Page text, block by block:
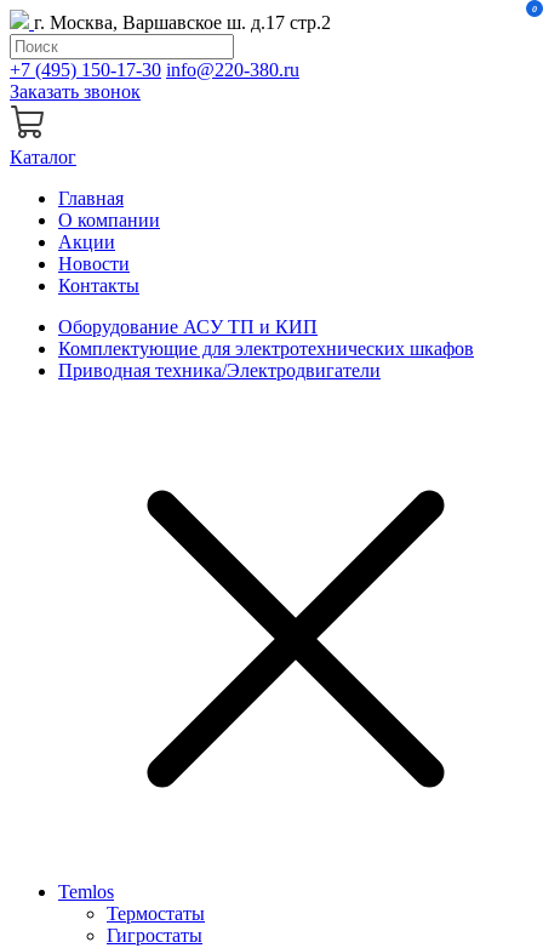
г. Москва, Варшавское ш. д.17 стр.2
+7 (495) 150-17-30 info@220-380.ru
Заказать звонок
0
Каталог
Главная
О компании
Акции
Новости
Контакты
Оборудование АСУ ТП и КИП
Комплектующие для электротехнических шкафов
Приводная техника/Электродвигатели
Temlos
Термостаты
Гигростаты